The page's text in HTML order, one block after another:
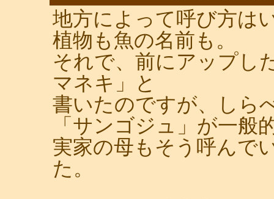
地方によって呼び方は
植物も魚の名前も。
それで、前にアップし
マネキ」と
書いたのですが、しら
「サンゴジュ」が一般
実家の母もそう呼んで
た。